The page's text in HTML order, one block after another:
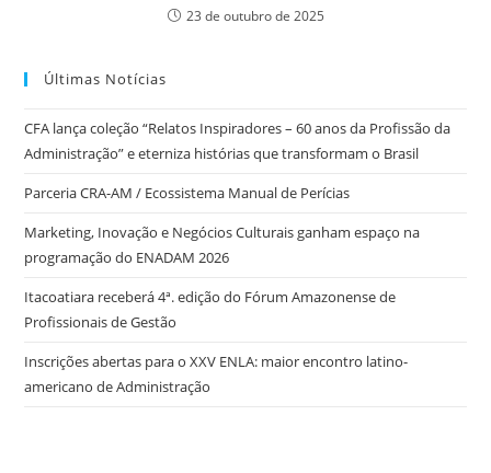
23 de outubro de 2025
Últimas Notícias
CFA lança coleção “Relatos Inspiradores – 60 anos da Profissão da
Administração” e eterniza histórias que transformam o Brasil
Parceria CRA-AM / Ecossistema Manual de Perícias
Marketing, Inovação e Negócios Culturais ganham espaço na
programação do ENADAM 2026
Itacoatiara receberá 4ª. edição do Fórum Amazonense de
Profissionais de Gestão
Inscrições abertas para o XXV ENLA: maior encontro latino-
americano de Administração